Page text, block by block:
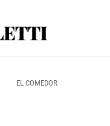
EL COMEDOR